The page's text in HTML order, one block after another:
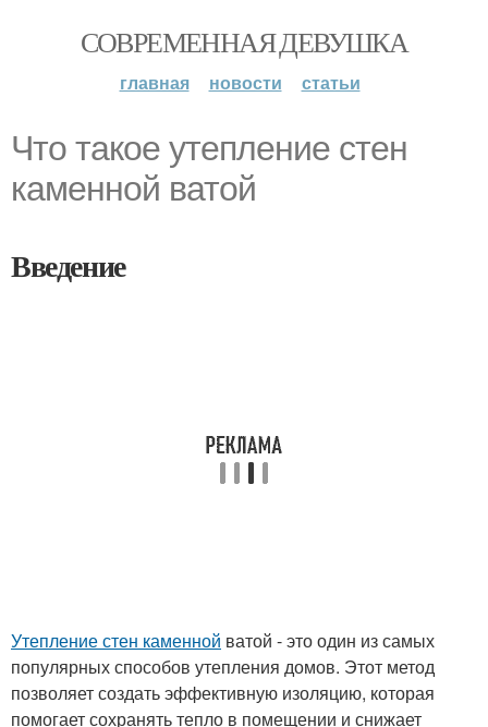
СОВРЕМЕННАЯ ДЕВУШКА
главная новости статьи
Что такое утепление стен
каменной ватой
Введение
Утепление стен каменной ватой - это один из самых
популярных способов утепления домов. Этот метод
позволяет создать эффективную изоляцию, которая
помогает сохранять тепло в помещении и снижает